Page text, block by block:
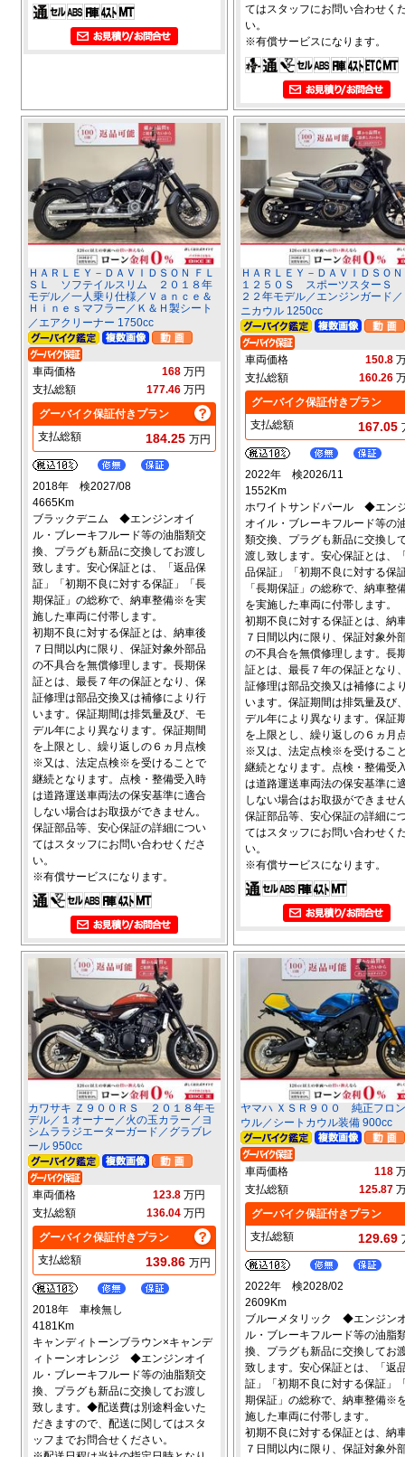
てはスタッフにお問い合わせく
い。
※有償サービスになります。
ＨＡＲＬＥＹ－ＤＡＶＩＤＳＯＮ ＦＬ
ＳＬ ソフテイルスリム ２０１８年
モデル／一人乗り仕様／Ｖａｎｃｅ＆
Ｈｉｎｅｓマフラー／Ｋ＆Ｈ製シート
／エアクリーナー 1750cc
車両価格 168 万円
支払総額
177.46 万円
グーバイク保証付きプラン
支払総額
184.25 万円
2018年 検2027/08
4665Km
ブラックデニム ◆エンジンオイ
ル・ブレーキフルード等の油脂類交
換、プラグも新品に交換してお渡し
致します。安心保証とは、「返品保
証」「初期不良に対する保証」「長
期保証」の総称で、納車整備※を実
施した車両に付帯します。
初期不良に対する保証とは、納車後
７日間以内に限り、保証対象外部品
の不具合を無償修理します。長期保
証とは、最長７年の保証となり、保
証修理は部品交換又は補修により行
います。保証期間は排気量及び、モ
デル年により異なります。保証期間
を上限とし、繰り返しの６ヵ月点検
※又は、法定点検※を受けることで
継続となります。点検・整備受入時
は道路運送車両法の保安基準に適合
しない場合はお取扱ができません。
保証部品等、安心保証の詳細につい
てはスタッフにお問い合わせくださ
い。
※有償サービスになります。
ＨＡＲＬＥＹ－ＤＡＶＩＤＳＯ
１２５０Ｓ スポーツスターＳ
２２年モデル／エンジンガード
ニカウル 1250cc
車両価格 150.8
支払総額
160.26
グーバイク保証付きプラン
支払総額
167.05
2022年 検2026/11
1552Km
ホワイトサンドパール ◆エン
オイル・ブレーキフルード等の
類交換、プラグも新品に交換し
渡し致します。安心保証とは、
品保証」「初期不良に対する保
「長期保証」の総称で、納車整
を実施した車両に付帯します。
初期不良に対する保証とは、納
７日間以内に限り、保証対象外
の不具合を無償修理します。長
証とは、最長７年の保証となり
証修理は部品交換又は補修によ
います。保証期間は排気量及び
デル年により異なります。保証
を上限とし、繰り返しの６ヵ月
※又は、法定点検※を受けるこ
継続となります。点検・整備受
は道路運送車両法の保安基準に
しない場合はお取扱ができませ
保証部品等、安心保証の詳細に
てはスタッフにお問い合わせく
い。
※有償サービスになります。
カワサキ Ｚ９００ＲＳ ２０１８年モ
デル／１オーナー／火の玉カラー／ヨ
シムララジエーターガード／グラブレ
ール 950cc
車両価格 123.8 万円
支払総額
136.04 万円
グーバイク保証付きプラン
支払総額
139.86 万円
2018年 車検無し
4181Km
キャンディトーンブラウン×キャンデ
ィトーンオレンジ ◆エンジンオイ
ル・ブレーキフルード等の油脂類交
換、プラグも新品に交換してお渡し
致します。◆配送費は別途料金いた
だきますので、配送に関してはスタ
ッフまでお問合せください。
ヤマハ ＸＳＲ９００ 純正フロ
ウル／シートカウル装備 900cc
車両価格 118
支払総額
125.87
グーバイク保証付きプラン
支払総額
129.69
2022年 検2028/02
2609Km
ブルーメタリック ◆エンジン
ル・ブレーキフルード等の油脂
換、プラグも新品に交換してお
致します。安心保証とは、「返
証」「初期不良に対する保証」
期保証」の総称で、納車整備※
施した車両に付帯します。
初期不良に対する保証とは、納
７日間以内に限り、保証対象外